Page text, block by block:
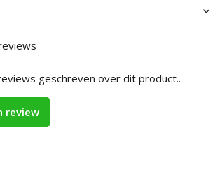
geschreven over dit product..
review